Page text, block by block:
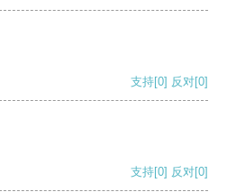
支持[0] 反对[0]
支持[0] 反对[0]